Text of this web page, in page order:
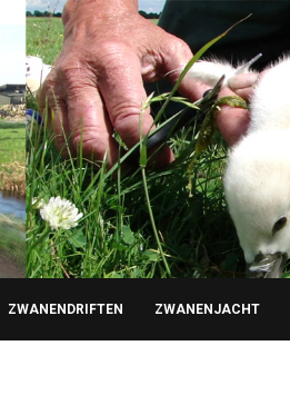
ZWANENDRIFTEN ZWANENJACHT